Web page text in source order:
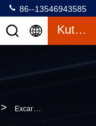
86--13546943585
Kutipan
> Excar 4 Penumpang Electric Hunting Carts 275A Curtis Controller / Baterai Trojan